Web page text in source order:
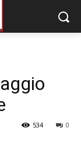
0
534